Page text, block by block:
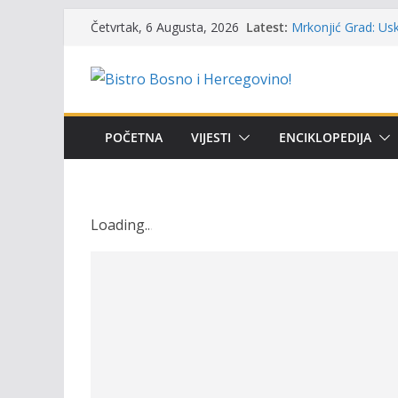
content
Četvrtak, 6 Augusta, 2026 Latest: (Banlozi)
Održan 15.
osvojili prelazni
POČETNA VIJESTI ENCIKLOPEDIJA
Loading...